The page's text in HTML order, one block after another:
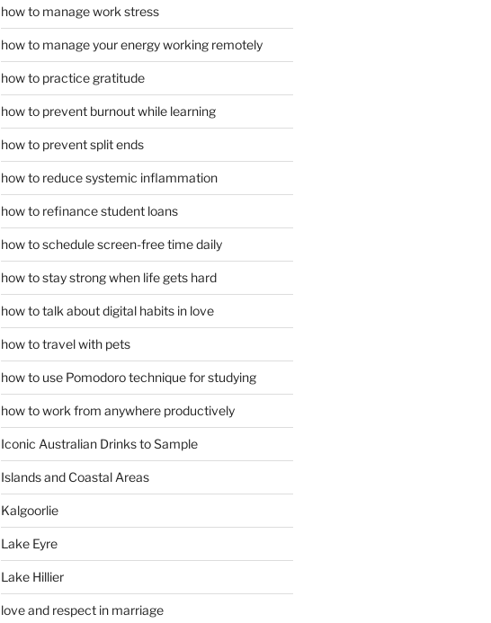
how to manage work stress
how to manage your energy working remotely
how to practice gratitude
how to prevent burnout while learning
how to prevent split ends
how to reduce systemic inflammation
how to refinance student loans
how to schedule screen-free time daily
how to stay strong when life gets hard
how to talk about digital habits in love
how to travel with pets
how to use Pomodoro technique for studying
how to work from anywhere productively
Iconic Australian Drinks to Sample
Islands and Coastal Areas
Kalgoorlie
Lake Eyre
Lake Hillier
love and respect in marriage